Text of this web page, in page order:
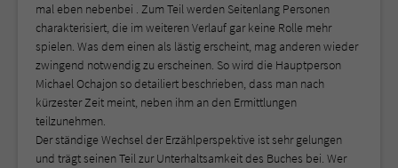
mal eben nebenbei . Zum Teil werden Seitenlang Personen
charakterisiert, die im weiteren Verlauf gar keine Rolle mehr
spielen. Was dem einen als lästig erscheint, mag anderen wieder
zwingend notwendig zu erscheinen. So wird die Hauptperson
Michael Ochajon so detailiert beschrieben, dass man nach
kürzester Zeit meint, neben ihm an den Ermittlungen
teilzunehmen.
Der ständige Wechsel der Erzählperspektive ist sehr gelungen
und trägt seinen Teil zur Unterhaltsamkeit des Buches bei. Wer